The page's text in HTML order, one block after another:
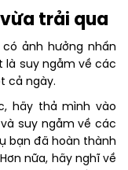
vừa trải qua
ảnh hưởng nhấn
là suy ngẫm về các
cả ngày.
hãy thả mình vào
suy ngẫm về các
bạn đã hoàn thành
nữa, hãy nghĩ về